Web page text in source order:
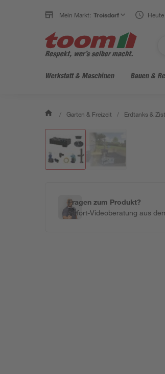
Mein Markt: Troisdorf
Werkstatt & Maschinen Bauen &
/ Garten & Freizeit / Erdtanks &
Fragen zum Produkt?
Sofort-Videoberatung aus